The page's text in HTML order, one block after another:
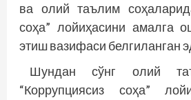
ва олий таълим
соҳа” лойиҳасини амалга
этиш вазифаси белгиланган
Шундан сўнг олий
“Коррупциясиз соҳа”